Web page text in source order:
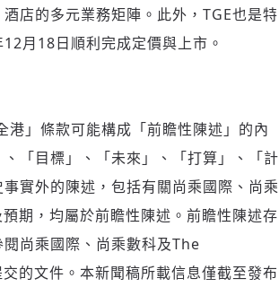
店的多元業務矩陣。此外，TGE也是特
月18日順利完成定價與上市。
」條款可能構成「前瞻性陳述」的內
「目標」、「未來」、「打算」、「計
實外的陳述，包括有關尚乘國際、尚乘
，均屬於前瞻性陳述。前瞻性陳述存
尚乘國際、尚乘數科及The
的文件。本新聞稿所載信息僅截至發布